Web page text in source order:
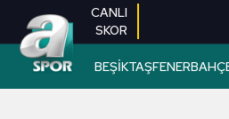
CANLI
SKOR
BEŞİKTAŞ